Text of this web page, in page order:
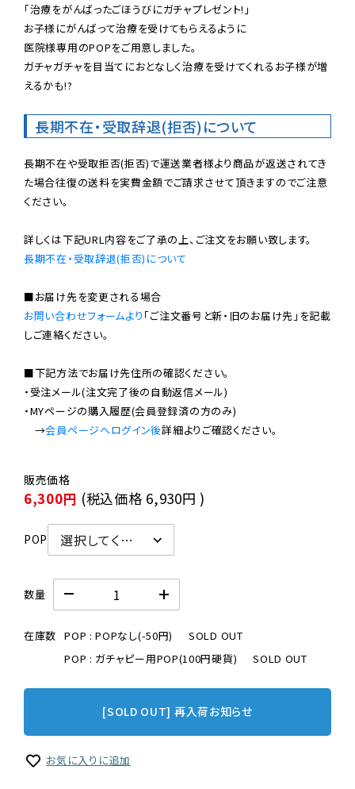
「治療をがんばったごほうびにガチャプレゼント!」
お子様にがんばって治療を受けてもらえるように
医院様専用のPOPをご用意しました。
ガチャガチャを目当てにおとなしく治療を受けてくれるお子様が増
えるかも!?
長期不在・受取辞退(拒否)について
長期不在や受取拒否(拒否)で運送業者様より商品が返送されてき
た場合往復の送料を実費金額でご請求させて頂きますのでご注意
ください。
長期不在・受取辞退(拒否)について
お問い合わせフォームより 「ご注文番号と新・旧のお届け先」を記載
しご連絡ください。
■下記方法でお届け先住所の確認ください。
・受注メール(注文完了後の自動返信メール)
・MYページの購入履歴(会員登録済の方のみ)
→会員ページへログイン後
6,300円 (税込価格 6,930円 )
POP
数量
在庫数 POP : POPなし(-50円)
SOLD OUT
POP : ガチャピー用POP(100円硬貨)
SOLD OUT
[SOLD OUT] 再入荷お知らせ
お気に入りに追加